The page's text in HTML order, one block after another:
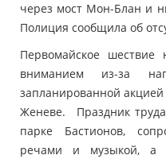
через мост Мон-Блан и
Полиция сообщила об
Первомайское шествие
вниманием из-за
запланированной
Женеве. Праздник
парке Бастионов,
речами и музыкой, а